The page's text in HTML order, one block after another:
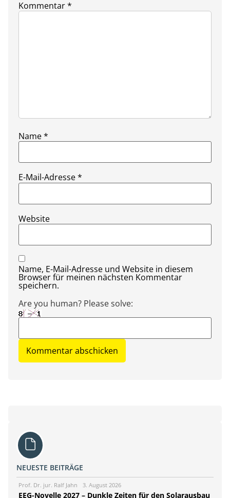
Kommentar*
Name*
E-Mail-Adresse*
Website
Name, E-Mail-Adresse und Website in diesem
Browser für meinen nächsten Kommentar
speichern.
Are you human? Please solve:
NEUESTE BEITRÄGE
Prof. Dr. jur. Ralf Jahn 3. August 2026
EEG-Novelle 2027 – Dunkle Zeiten für den Solarausbau